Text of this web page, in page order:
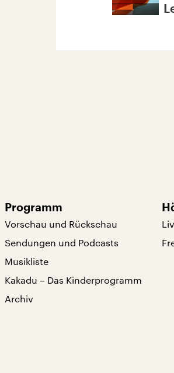
Programm
Vorschau und Rückschau
Sendungen und Podcasts
Musikliste
Kakadu – Das Kinderprogramm
Archiv